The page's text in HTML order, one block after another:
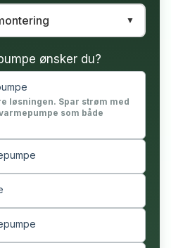
ønsker du?
løsningen. Spar strøm med
som både